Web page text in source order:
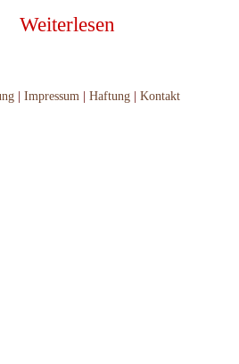
Weiterlesen
Impressum Haftung Kontakt